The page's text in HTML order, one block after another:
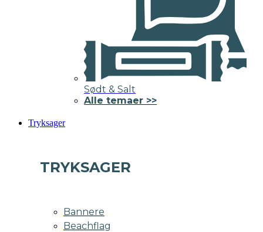
Sødt & Salt
Alle temaer >>
Tryksager
TRYKSAGER
Bannere
Beachflag